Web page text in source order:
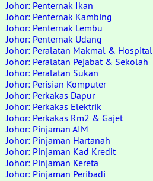
Johor: Penternak Ikan
Johor: Penternak Kambing
Johor: Penternak Lembu
Johor: Penternak Udang
Johor: Peralatan Makmal & Hospital
Johor: Peralatan Pejabat & Sekolah
Johor: Peralatan Sukan
Johor: Perisian Komputer
Johor: Perkakas Dapur
Johor: Perkakas Elektrik
Johor: Perkakas Rm2 & Gajet
Johor: Pinjaman AIM
Johor: Pinjaman Hartanah
Johor: Pinjaman Kad Kredit
Johor: Pinjaman Kereta
Johor: Pinjaman Peribadi